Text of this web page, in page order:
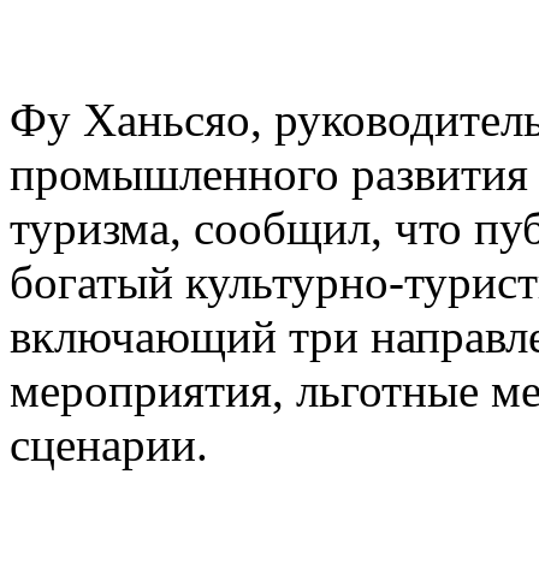
Фу Ханьсяо,
промышленного
туризма, сообщил, что
богатый культурно-
включающий три
мероприятия, льготные
сценарии.